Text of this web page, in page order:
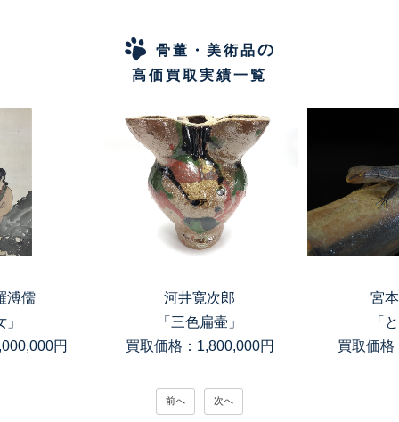
骨董・美術品の
高価買取実績一覧
溥儒
円
河井寛次郎
「三色扁壷」
買取価格：1,800,000円
宮
「
買取価格
前へ 次へ